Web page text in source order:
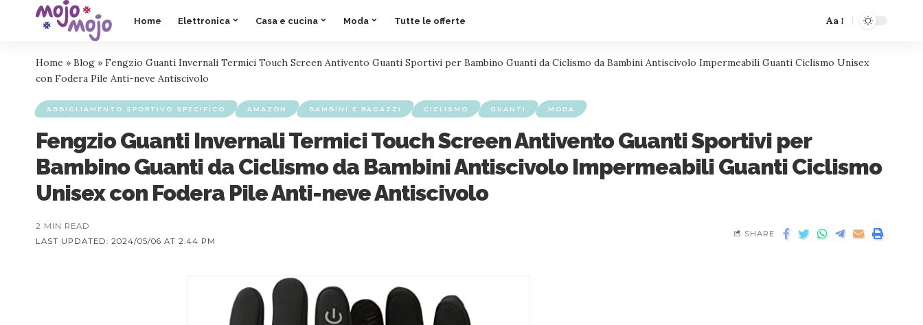
Home Elettronica Casa e cucina Moda Tutte le offerte Aa
Home » Blog » Fengzio Guanti Invernali Termici Touch Screen Antivento Guanti Sportivi per Bambino Guanti da Ciclismo da Bambini Antiscivolo Impermeabili Guanti Ciclismo Unisex
con Fodera Pile Anti-neve Antiscivolo
ABBIGLIAMENTO SPORTIVO SPECIFICO AMAZON BAMBINI E RAGAZZI CICLISMO GUANTI MODA
Fengzio Guanti Invernali Termici Touch Screen Antivento Guanti Sportivi per
Bambino Guanti da Ciclismo da Bambini Antiscivolo Impermeabili Guanti Ciclismo
Unisex con Fodera Pile Anti-neve Antiscivolo
LAST UPDATED: 2024/05/06 AT 2:44 PM
2 MIN READ
SHARE